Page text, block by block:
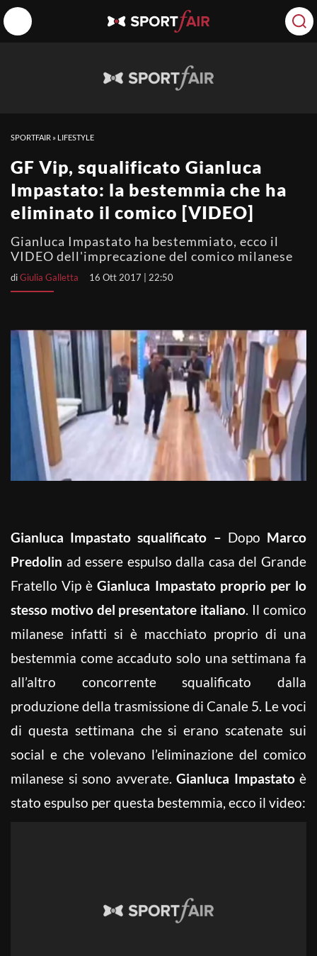
SPORTFAIR » LIFESTYLE
GF Vip, squalificato Gianluca
Impastato: la bestemmia che ha
eliminato il comico [VIDEO]
Gianluca Impastato ha bestemmiato, ecco il
VIDEO dell'imprecazione del comico milanese
diGiulia Galletta 16 Ott 2017 | 22:50
Gianluca Impastato squalificato – Dopo Marco
Predolin ad essere espulso dalla casa del Grande
Fratello Vip èGianluca Impastato proprio per lo
stesso motivo del presentatore italiano. Il comico
milanese infatti si è macchiato proprio di una
bestemmia come accaduto solo una settimana fa
all’altro concorrente squalificato dalla
produzione della trasmissione di Canale 5. Le voci
di questa settimana che si erano scatenate sui
social e che volevano l’eliminazione del comico
milanese si sono avverate. Gianluca Impastatoè
stato espulso per questa bestemmia, ecco il video: